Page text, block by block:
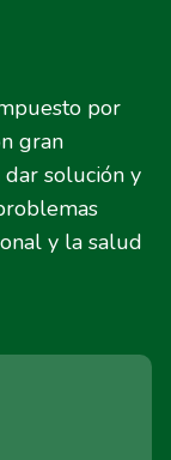
por
gran
solución y
y la salud